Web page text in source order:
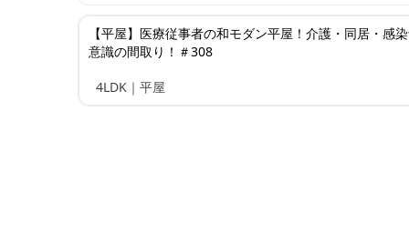
【平屋】医療従事者の和モダン平屋！介護・同居・感
意識の間取り！＃308
4LDK｜平屋